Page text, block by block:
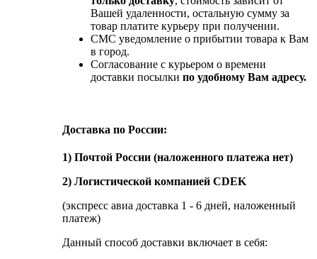
Вашей удаленности, остальную сумму за
товар платите курьеру при получении.
СМС уведомление о прибытии товара к Вам
в город.
Согласование с курьером о времени
доставки посылки по удобному Вам адресу.
Доставка по России:
1) Почтой России (наложенного платежа нет)
2) Логистической компанией CDEK
(экспресс авиа доставка 1 - 6 дней, наложенный
платеж)
Данный способ доставки включает в себя: